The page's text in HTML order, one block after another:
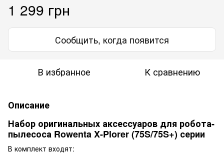
1 299 грн
Сообщить, когда появится
В избранное К сравнению
Описание
Набор оригинальных аксессуаров для робота-
пылесоса Rowenta X-Plorer (75S/75S+) серии
В комплект входят: